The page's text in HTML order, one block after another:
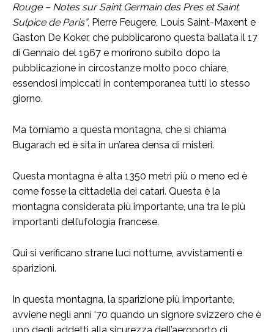
Rouge – Notes sur Saint Germain des Pres et Saint
Sulpice de Paris”, Pierre Feugere, Louis Saint-Maxent e
Gaston De Koker, che pubblicarono questa ballata il 17
di Gennaio del 1967 e morirono subito dopo la
pubblicazione in circostanze molto poco chiare,
essendosi impiccati in contemporanea tutti lo stesso
giorno.
Ma torniamo a questa montagna, che si chiama
Bugarach ed è sita in un’area densa di misteri.
Questa montagna è alta 1350 metri più o meno ed è
come fosse la cittadella dei catari. Questa è la
montagna considerata più importante, una tra le più
importanti dell’ufologia francese.
Qui si verificano strane luci notturne, avvistamenti e
sparizioni.
In questa montagna, la sparizione più importante,
avviene negli anni ‘70 quando un signore svizzero che è